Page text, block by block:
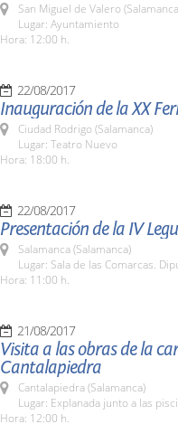
San Miguel de Valero
Lugar: Ayuntamiento
Hora: 12:00 h.
22/08/2017
Inauguración de la XX
Ciudad Rodrigo (Salamanca)
Lugar: Teatro Nuevo
Hora: 18:00 h.
22/08/2017
Presentación de la IV
Salamanca (Salamanca)
Lugar: Sala de las Comarcas.
Hora: 11:00 h.
21/08/2017
Visita a las obras de la
Cantalapiedra
Cantalapiedra (Salamanca)
Lugar: Explanada junto a las
Hora: 12:00 h.